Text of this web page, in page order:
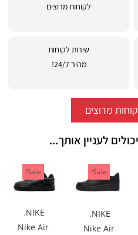
לקוחות מרוצים
שירות לקוחות
מהיר 24/7!
מרוצים
לעניין אותך...
Sale!
NIKE
,
Nike Air
Sale!
NIKE
,
Nike Air